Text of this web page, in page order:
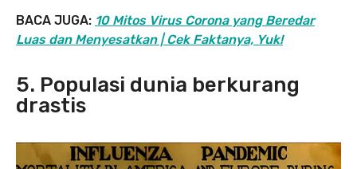
BACA JUGA: 10 Mitos Virus Corona yang Beredar
Luas dan Menyesatkan | Cek Faktanya, Yuk!
5. Populasi dunia berkurang
drastis